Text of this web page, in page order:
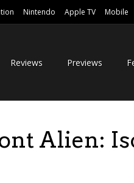
Nintendo Apple TV Mobile
Reviews Previews
Alien: